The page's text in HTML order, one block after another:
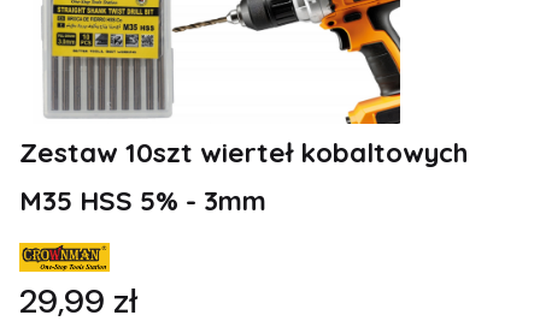
Zestaw 10szt wierteł kobaltowych
M35 HSS 5% - 3mm
Cena
29,99 zł